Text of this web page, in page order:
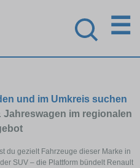
☰
und im Umkreis suchen
Jahreswagen im regionalen
du gezielt Fahrzeuge dieser Marke in
SUV – die Plattform bündelt Renault